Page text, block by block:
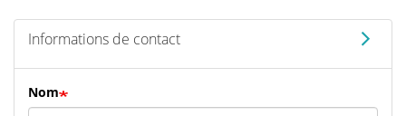
Informations de contact
Nom